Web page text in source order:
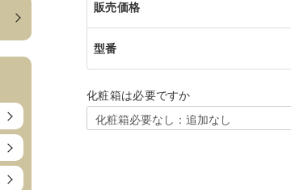
販売価格
型番
化粧箱は必要ですか